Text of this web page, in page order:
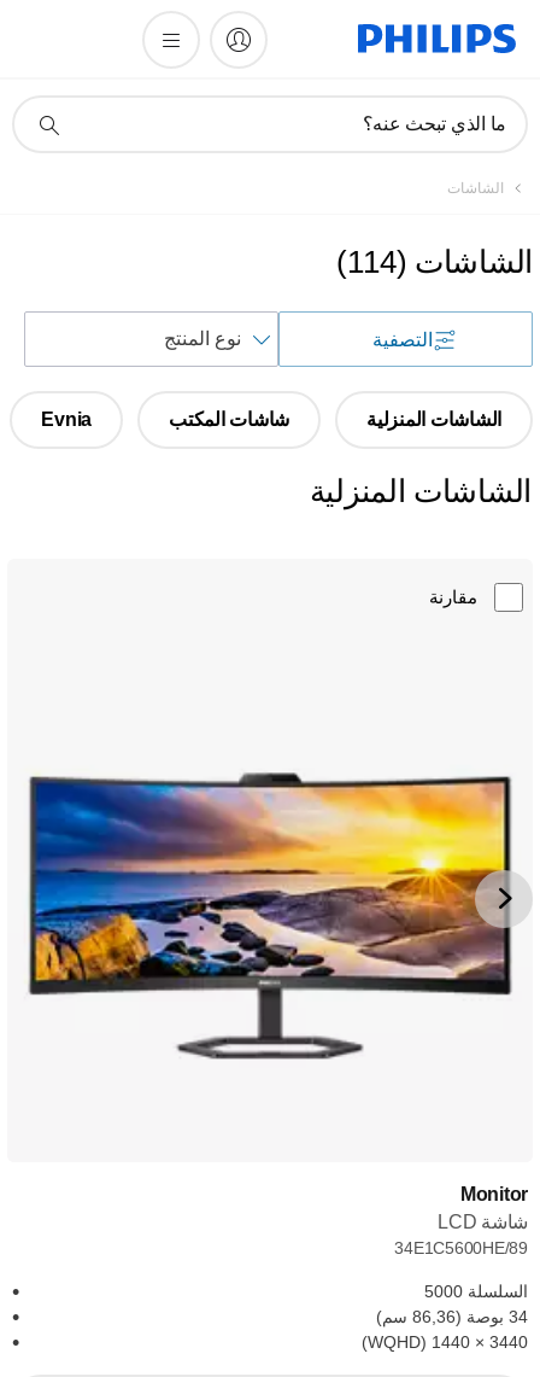
دعم
ما الذي تبحث عنه؟
الشاشات
الشاشات (
114
)
التصفية
حسب
الشاشات المنزلية شاشات المكتب Evnia
الشاشات المنزلية
مقارنة
Monitor
شاشة LCD
34E1C5600HE/89
السلسلة 5000
34 بوصة (86,36 سم)
3440‏ × 1440 (WQHD)